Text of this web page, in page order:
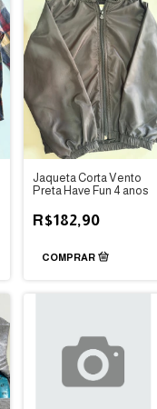
Jaqueta Corta Vento
Preta Have Fun 4 anos
R$182,90